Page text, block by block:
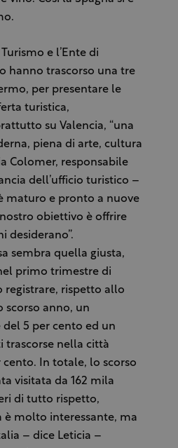
e l’Ente di
hanno trascorso una tre
per presentare le
turistica,
su Valencia, “una
piena di arte, cultura
Colomer, responsabile
dell’ufficio turistico –
maturo e pronto a nuove
obiettivo è offrire
desiderano”.
sembra quella giusta,
primo trimestre di
registrare, rispetto allo
scorso anno, un
5 per cento ed un
nella città
cento. In totale, lo scorso
visitata da 162 mila
di tutto rispetto,
è molto interessante, ma
– dice Leticia –